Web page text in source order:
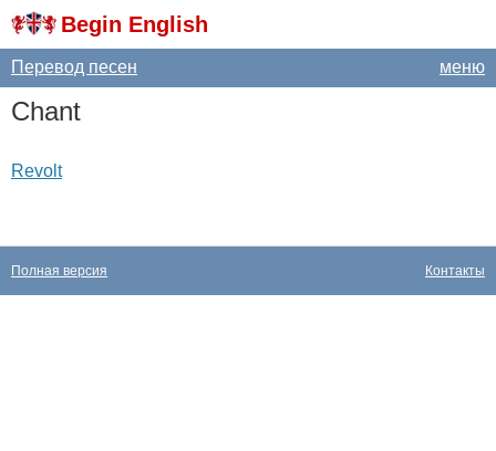
Begin English
меню
Перевод песен
Chant
Revolt
Контакты
Полная версия